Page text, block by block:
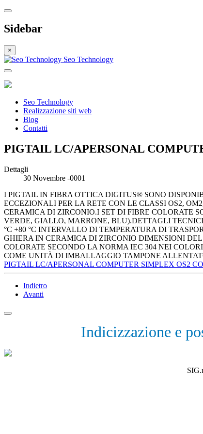
Sidebar
×
Seo Technology
Seo Technology
Realizzazione siti web
Blog
Contatti
PIGTAIL LC/APERSONAL
Dettagli
30 Novembre -0001
I PIGTAIL IN FIBRA OTTICA DIGITUS® SONO
ECCEZIONALI PER LA RETE CON LE CLASSI OS2,
CERAMICA DI ZIRCONIO.I SET DI FIBRE COLORATE
VERDE, GIALLO, MARRONE, BLU).DETTAGLI
°C +80 °C INTERVALLO DI TEMPERATURA DI
GHIERA IN CERAMICA DI ZIRCONIO DIMENSIONI
COLORATE SECONDO LA NORMA IEC 304 NEI
COME UNITÀ DI IMBALLAGGIO TAMPONE
PIGTAIL LC/APERSONAL COMPUTER SIMPLEX OS2
Indietro
Avanti
Indicizzazione e